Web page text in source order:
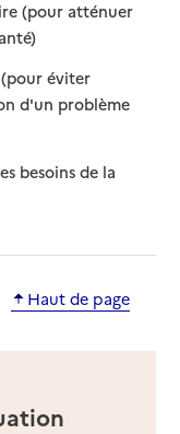
(pour atténuer
: disponible
: non disponible
éviter
d'un problème
besoins de la
Haut de page